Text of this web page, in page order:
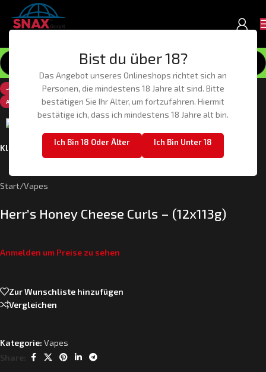
Bist du über 18?
Das Angebot unseres Onlineshops richtet sich an
Personen, die mindestens 18 Jahre alt sind. Bitte
bestätigen Sie Ihr Alter, um fortzufahren. Hiermit
bestätige ich, dass ich mindestens 18 Jahre alt bin.
Ich Bin 18 Oder Älter Ich Bin Unter 18
-44%
AUSVERKAUFT
Klick zum Vergrößern
Start/Vapes
Herr’s Honey Cheese Curls – (12x113g)
Anmelden um Preise zu sehen
Zur Wunschliste hinzufügen
Vergleichen
Kategorie: Vapes
Share: